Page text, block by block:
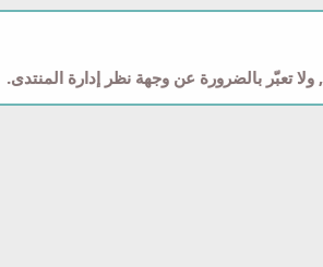
تعبّر بالضرورة عن وجهة نظر إدارة المنتدى.